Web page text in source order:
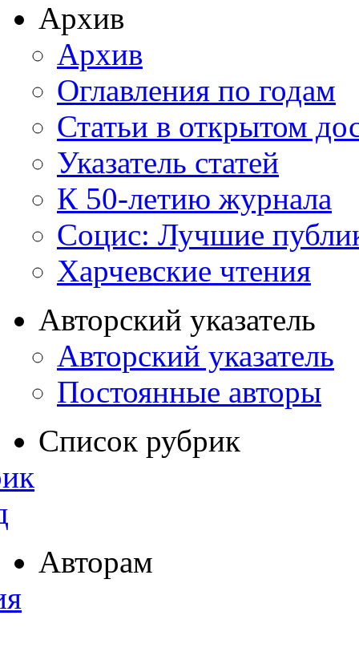
Архив
Архив
Оглавления по годам
Статьи в открытом
Указатель статей
К 50-летию журнала
Социс: Лучшие
Харчевские чтения
Авторский указатель
Авторский указатель
Постоянные авторы
Список рубрик
Авторам